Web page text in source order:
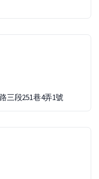
三段251巷4弄1號